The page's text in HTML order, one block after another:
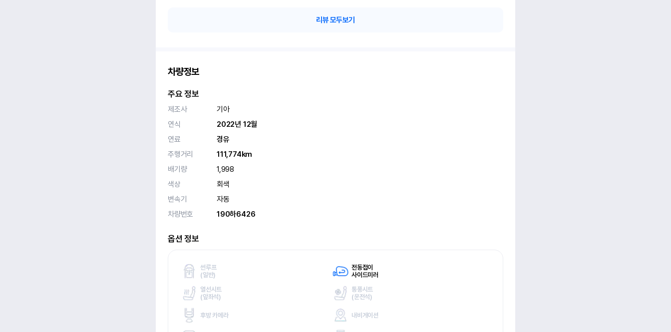
리뷰 모두보기
차량정보
주요 정보
제조사
기아
연식
2022년 12월
연료
경유
주행거리
111,774km
배기량
1,998
색상
회색
변속기
자동
차량번호
190하6426
옵션 정보
썬루프
(일반)
전동접이
사이드미러
열선시트
(앞좌석)
통풍시트
(운전석)
후방 카메라 내비게이션